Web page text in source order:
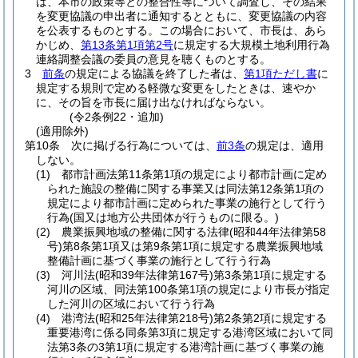
を変更協議の申出者に通知するとともに、変更協議の内容
を公表するものとする。
この場合において、市長は、あら
かじめ、 第13条第1項第2号に規定する大規模土地利用行為
連絡調整会議の委員の意見を聴くものとする。
3
前条の規定による協議を終了した者は、 第1項ただし書に
規定する規則で定める軽微な変更をしたときは、速やか
に、その旨を市長に届け出なければならない。
(令2条例22・追加)
(適用除外)
第10条
次に掲げる行為については、 前3条の規定は、適用
しない。
(1)
都市計画法第11条第1項の規定により都市計画に定め
られた施設の整備に関する事業又は同法第12条第1項の
規定により都市計画に定められた事業の施行として行う
行為(国又は地方公共団体が行うものに限る。)
(2)
農業振興地域の整備に関する法律(昭和44年法律第58
号)第8条第1項又は第9条第1項に規定する農業振興地域
整備計画に基づく事業の施行として行う行為
(3)
河川法(昭和39年法律第167号)第3条第1項に規定する
河川の区域、同法第100条第1項の規定により市長が指定
した河川の区域において行う行為
(4)
港湾法(昭和25年法律第218号)第2条第2項に規定する
重要港湾に係る同条第3項に規定する港湾区域において同
法第3条の3第1項に規定する港湾計画に基づく事業の施